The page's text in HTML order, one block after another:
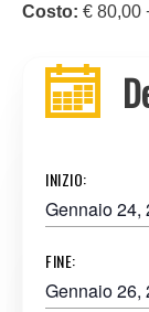
Costo: € 80,00
INIZIO:
Gennaio 24,
FINE:
Gennaio 26,